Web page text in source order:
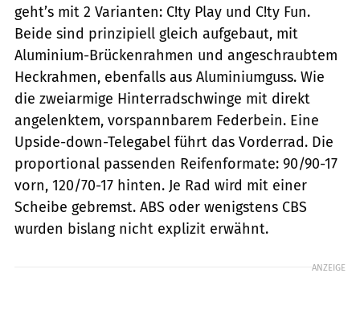
geht’s mit 2 Varianten: C!ty Play und C!ty Fun.
Beide sind prinzipiell gleich aufgebaut, mit
Aluminium-Brückenrahmen und angeschraubtem
Heckrahmen, ebenfalls aus Aluminiumguss. Wie
die zweiarmige Hinterradschwinge mit direkt
angelenktem, vorspannbarem Federbein. Eine
Upside-down-Telegabel führt das Vorderrad. Die
proportional passenden Reifenformate: 90/90-17
vorn, 120/70-17 hinten. Je Rad wird mit einer
Scheibe gebremst. ABS oder wenigstens CBS
wurden bislang nicht explizit erwähnt.
ANZEIGE